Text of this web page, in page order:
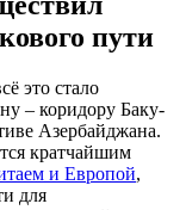
пути
это стало
– коридору Баку-
Азербайджана.
кратчайшим
и Европой,
для